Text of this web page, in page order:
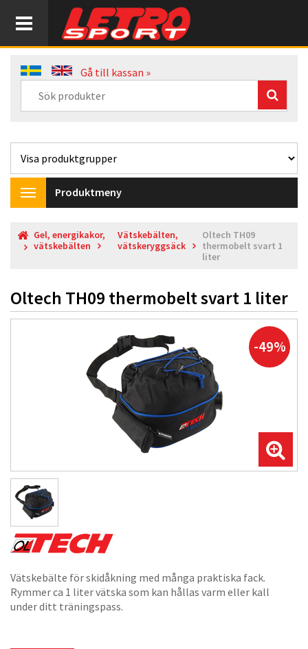
Gå till kassan »
Toggle
navigation
Produktmeny
Gel, energikakor,
vätskebälten
Vätskebälten,
vätskeryggsäck
Oltech TH09
thermobelt svart 1
liter
Oltech TH09 thermobelt svart 1 liter
-49%
Vätskebälte för skidåkning med många praktiska fack.
Rymmer ca 1 liter vätska som kan hållas varm eller kall
under ditt träningspass.